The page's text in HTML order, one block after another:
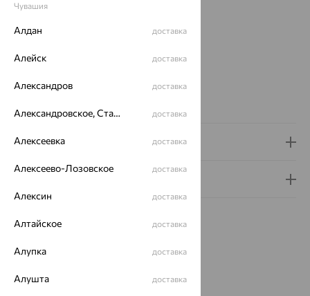
Вес:17.93 — 18.41
Металл:
Страна происхождения:
РОССИЯ
Бренд:АргентА
Доставка и оплата
Похожие изделия
Чувашия
Алдан доставка
Алейск доставка
Александров доставка
Александровское, Ставропольский край доставка
Алексеевка доставка
Алексеево-Лозовское доставка
Алексин доставка
Алтайское доставка
Алупка доставка
Алушта доставка